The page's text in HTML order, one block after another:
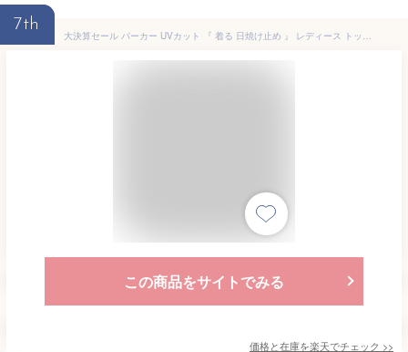
7th
大決算セール パーカー UVカット 『 着る 日焼け止め 』 レディース トップス アウター ロング 接触冷感 吸水速乾 無地 長袖 お尻が隠れる ストレッチ 体型カバー 大きいサイズ オーバーサイズ 羽織 通勤 通学 紫外線 対策 冷房 対策 白 黒 春 夏 HUG.U
この商品をサイトでみる
価格と在庫を楽天でチェック >>